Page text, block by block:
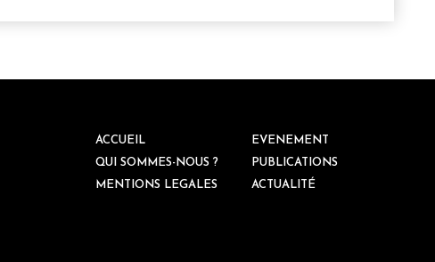
ACCUEIL
EVENEMENT
QUI SOMMES-NOUS ?
PUBLICATIONS
MENTIONS LEGALES
ACTUALITÉ